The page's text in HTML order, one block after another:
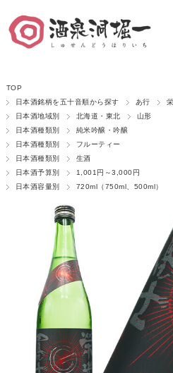
マイ
TOP
日本酒銘柄を五十音順から探す
あ行
日本酒地域別
北海道・東北
山形
日本酒種類別
純米吟醸・吟醸
日本酒種類別
フルーティー
日本酒種類別
生酒
日本酒予算別
1,001円～3,000円
日本酒容量別
720ml（750ml、500ml）